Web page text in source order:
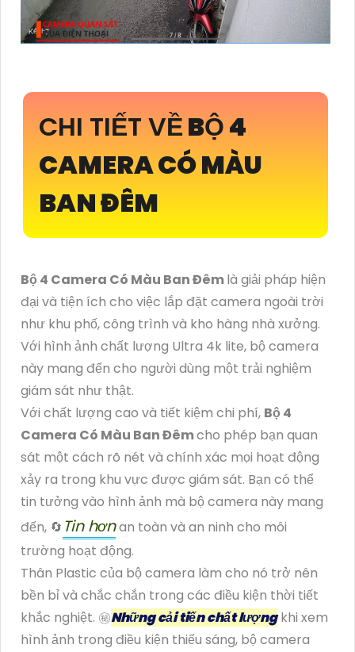
CHI TIẾT VỀBỘ 4
CAMERA CÓ MÀU
BAN ĐÊM
Bộ 4 Camera Có Màu Ban Đêmlà giải pháp hiện
đại và tiện ích cho việc lắp đặt camera ngoài trời
như khu phố, công trình và kho hàng nhà xưởng.
Với hình ảnh chất lượng Ultra 4k lite, bộ camera
này mang đến cho người dùng một trải nghiệm
giám sát như thật.
Với chất lượng cao và tiết kiệm chi phí, Bộ 4
Camera Có Màu Ban Đêmcho phép bạn quan
sát một cách rõ nét và chính xác mọi hoạt động
xảy ra trong khu vực được giám sát. Bạn có thể
tin tưởng vào hình ảnh mà bộ camera này mang
đến, 🔄 Tin hơnan toàn và an ninh cho môi
trường hoạt động.
Thân Plastic của bộ camera làm cho nó trở nên
bền bỉ và chắc chắn trong các điều kiện thời tiết
khắc nghiệt. ㊙️Những cải tiến chất lượngkhi xem
hình ảnh trong điều kiện thiếu sáng, bộ camera